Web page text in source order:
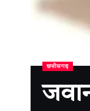
छत्तीसगढ़